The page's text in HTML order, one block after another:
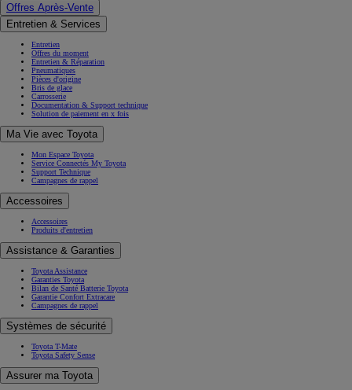
Offres Après-Vente
Entretien & Services
Entretien
Offres du moment
Entretien & Réparation
Pneumatiques
Pièces d'origine
Bris de glace
Carrosserie
Documentation & Support technique
Solution de paiement en x fois
Ma Vie avec Toyota
Mon Espace Toyota
Service Connectés My Toyota
Support Technique
Campagnes de rappel
Accessoires
Accessoires
Produits d'entretien
Assistance & Garanties
Toyota Assistance
Garanties Toyota
Bilan de Santé Batterie Toyota
Garantie Confort Extracare
Campagnes de rappel
Systèmes de sécurité
Toyota T-Mate
Toyota Safety Sense
Assurer ma Toyota